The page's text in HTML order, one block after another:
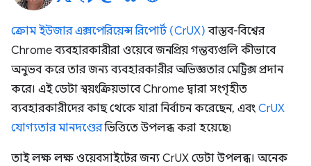
ক্রোম ইউজার এক্সপেরিয়েন্স রিপোর্ট (CrUX) বাস্তব-বিশ্বের
Chrome ব্যবহারকারীরা ওয়েবে জনপ্রিয় গন্তব্যগুলি কীভাবে
অনুভব করে তার জন্য ব্যবহারকারীর অভিজ্ঞতার মেট্রিক্স প্রদান
করে। এই ডেটা স্বয়ংক্রিয়ভাবে Chrome দ্বারা সংগৃহীত
ব্যবহারকারীদের কাছ থেকে যারা নির্বাচন করেছেন, এবং CrUX
যোগ্যতার মানদণ্ডেরভিত্তিতে উপলব্ধ করা হয়েছে৷
তাই লক্ষ লক্ষ ওয়েবসাইটের জন্য CrUX ডেটা উপলব্ধ। অনেক